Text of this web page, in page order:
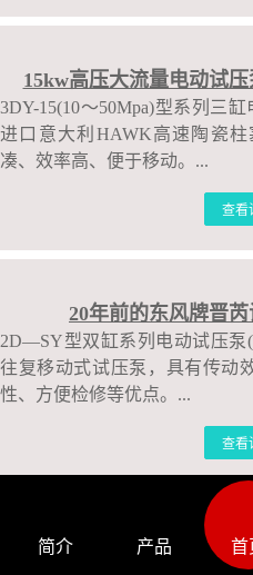
15kw高压大流量电动试
3DY-15(10～50Mpa)型系列三
进口意大利HAWK高速陶瓷
凑、效率高、便于移动。...
查看
20年前的东风牌晋
2D—SY型双缸系列电动试压泵
往复移动式试压泵，具有传动
性、方便检修等优点。...
查看
高压大流量电
简介 产品 首